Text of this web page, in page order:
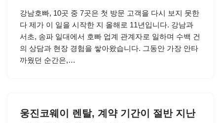
강남호빠, 10곳 중 7곳은 첫 방문 고객을 다시 보지 못한
다 제가 이 일을 시작한 지 올해로 11년입니다. 강남과
서초, 송파 일대에서 호빠 업계 관계자로 일하며 수백 건
의 상담과 현장 경험을 쌓아왔습니다. 그동안 가장 안타
까웠던 순간은,…
웅진코웨이 렌탈, 계약 기간이 절반 지난